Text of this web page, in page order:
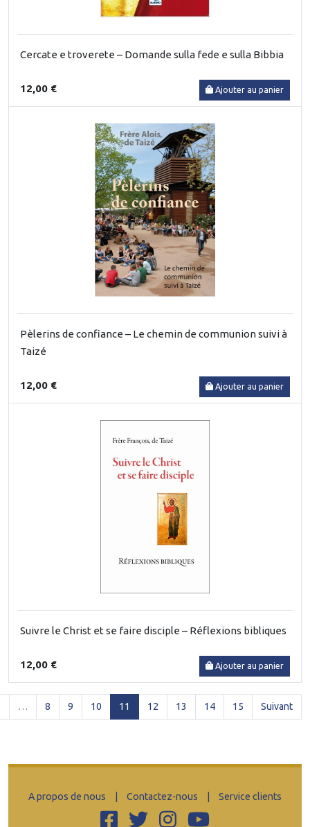
Cercate e troverete – Domande sulla fede e sulla Bibbia
12,00 € Ajouter au panier
Pèlerins de confiance – Le chemin de communion suivi à
Taizé
12,00 € Ajouter au panier
Suivre le Christ et se faire disciple – Réflexions bibliques
12,00 € Ajouter au panier
… 8 9 10 11 (current)
12 13 14 15 Suivant
A propos de nous Contactez-nous Service clients